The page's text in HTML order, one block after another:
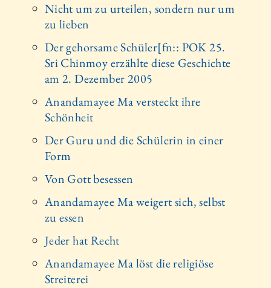
Nicht um zu urteilen, sondern nur um
zu lieben
Der gehorsame Schüler[fn:: POK 25.
Sri Chinmoy erzählte diese Geschichte
am 2. Dezember 2005
Anandamayee Ma versteckt ihre
Schönheit
Der Guru und die Schülerin in einer
Form
Von Gott besessen
Anandamayee Ma weigert sich, selbst
zu essen
Jeder hat Recht
Anandamayee Ma löst die religiöse
Streiterei